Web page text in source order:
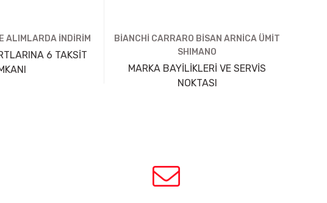
ALIMLARDA İNDİRİM
6 TAKSİT
BİANCHİ CARRARO BİSAN ARNİCA ÜMİT
SHIMANO
MARKA BAYİLİKLERİ VE SERVİS
NOKTASI